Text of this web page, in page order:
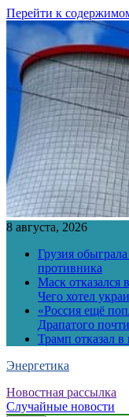
Перейти к
8 августа, 2026
Грузия
противника
Маск отказался
Чего хотел
«Россия ещё
Драпатого
Трамп отказал в
Энергетика
Новостная рассылка
Случайные новости